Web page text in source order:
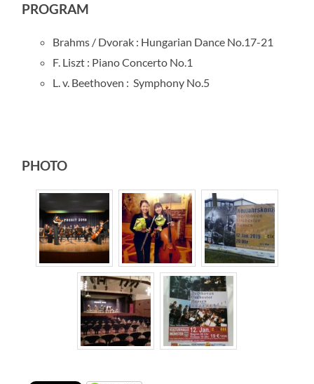
PROGRAM
Brahms / Dvorak : Hungarian Dance No.17-21
F. Liszt : Piano Concerto No.1
L. v. Beethoven : Symphony No.5
PHOTO